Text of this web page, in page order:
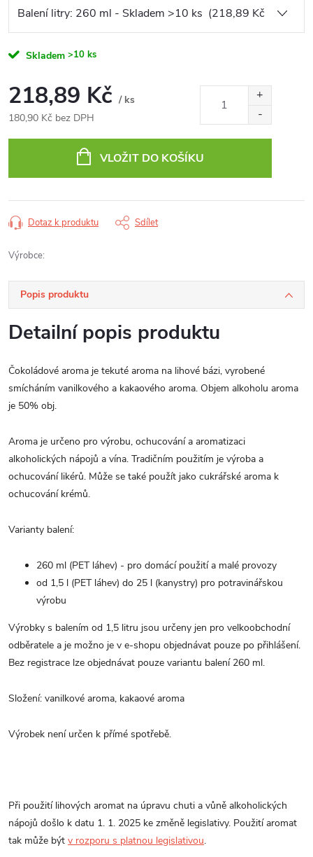
Skladem >10 ks
218,89 Kč / ks
180,90 Kč bez DPH
VLOŽIT DO KOŠÍKU
Dotaz k produktu Sdílet
Výrobce:
Popis produktu
Detailní popis produktu
Čokoládové aroma je tekuté aroma na lihové bázi, vyrobené
smícháním vanilkového a kakaového aroma. Objem alkoholu aroma
je 50% obj.
Aroma je určeno pro výrobu, ochucování a aromatizaci
alkoholických nápojů a vína. Tradičním použitím je výroba a
ochucování likérů. Může se také použít jako cukrářské aroma k
ochucování krémů.
Varianty balení:
260 ml (PET láhev) - pro domácí použití a malé provozy
od 1,5 l (PET láhev) do 25 l (kanystry) pro potravinářskou
výrobu
Výrobky s balením od 1,5 litru jsou určeny jen pro velkoobchodní
odběratele a je možno je v e-shopu objednávat pouze po přihlášení.
Bez registrace lze objednávat pouze variantu balení 260 ml.
Složení: vanilkové aroma, kakaové aroma
Výrobek není určen k přímé spotřebě.
Při použití lihových aromat na úpravu chuti a vůně alkoholických
nápojů došlo k datu 1. 1. 2025 ke změně legislativy. Použití aromat
tak může být v rozporu s platnou legislativou.